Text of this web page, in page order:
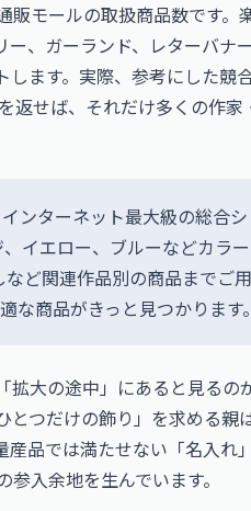
モールの取扱商品数です。
、ガーランド、レターバナ
ます。実際、参考にした競
返せば、それだけ多くの作
ンターネット最大級の総合
イエロー、ブルーなどカラ
ど関連作品別の商品までご
商品がきっと見つかります。
大の途中」にあると見るの
つだけの飾り」を求める親
品では満たせない「名入れ
入余地を生んでいます。